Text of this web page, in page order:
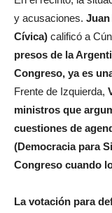
y acusaciones.
Cívica) calificó a
presos de la
Congreso, ya es
Frente de Izquierda,
ministros que
cuestiones de
(Democracia para
Congreso cuando
La votación para